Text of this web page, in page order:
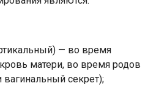
— во время
матери, во время родов
секрет);